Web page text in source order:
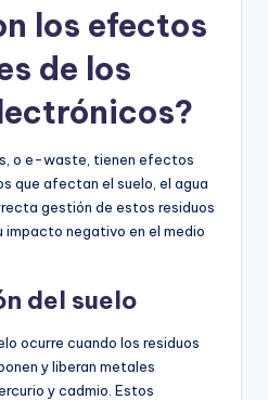
los efectos
de los
o e-waste, tienen efectos
que afectan el suelo, el agua
gestión de estos residuos
impacto negativo en el medio
del suelo
ocurre cuando los residuos
y liberan metales
y cadmio. Estos